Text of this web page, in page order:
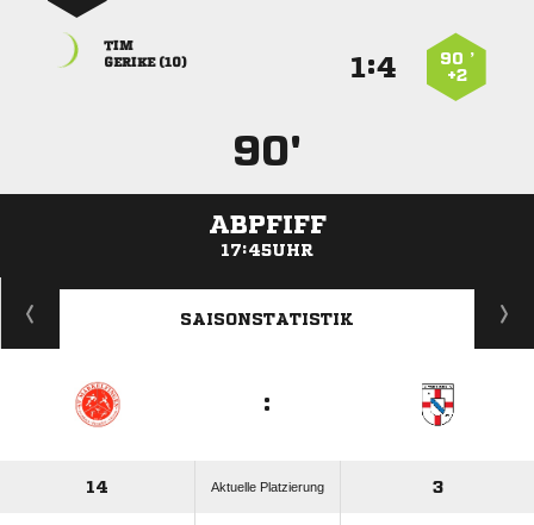
90 ’
+2
:

 
90'
ABPFIFF
17:45UHR
ANZEIGE
SAISONSTATISTIK
:
14 Aktuelle Platzierung 3